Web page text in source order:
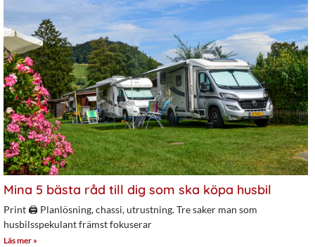
Mina 5 bästa råd till dig som ska köpa husbil
Print 🖨 Planlösning, chassi, utrustning. Tre saker man som
husbilsspekulant främst fokuserar
Läs mer »